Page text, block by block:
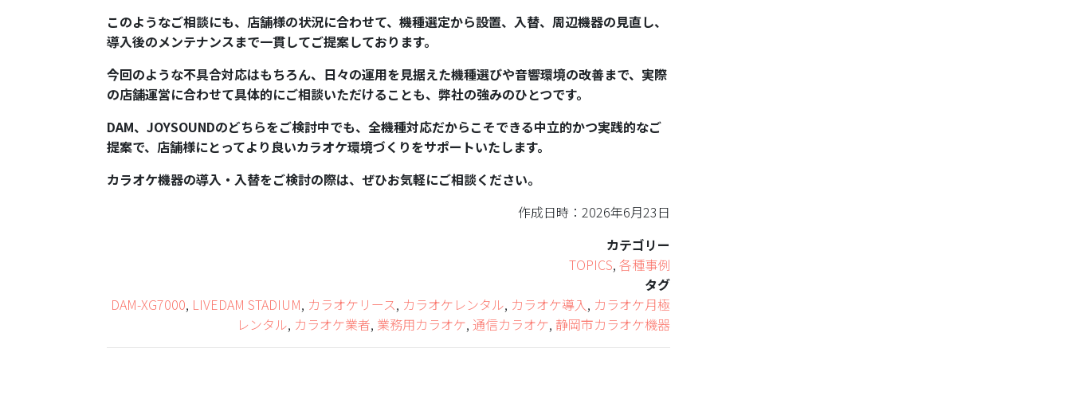
このようなご相談にも、店舗様の状況に合わせて、機種選定から設置、入替、周辺機器の見直し、
導入後のメンテナンスまで一貫してご提案しております。
今回のような不具合対応はもちろん、日々の運用を見据えた機種選びや音響環境の改善まで、実際
の店舗運営に合わせて具体的にご相談いただけることも、弊社の強みのひとつです。
DAM、JOYSOUNDのどちらをご検討中でも、全機種対応だからこそできる中立的かつ実践的なご
提案で、店舗様にとってより良いカラオケ環境づくりをサポートいたします。
カラオケ機器の導入・入替をご検討の際は、ぜひお気軽にご相談ください。
作成日時：2026年6月23日
カテゴリー
TOPICS,各種事例
タグ
DAM-XG7000, LIVEDAM STADIUM, カラオケリース, カラオケレンタル, カラオケ導入, カラオケ月極
レンタル, カラオケ業者, 業務用カラオケ,通信カラオケ, 静岡市カラオケ機器